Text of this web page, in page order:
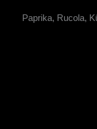
Paprika, Rucola,